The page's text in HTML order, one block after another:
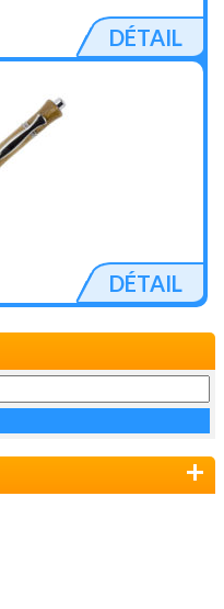
DÉTAIL
DÉTAIL
+